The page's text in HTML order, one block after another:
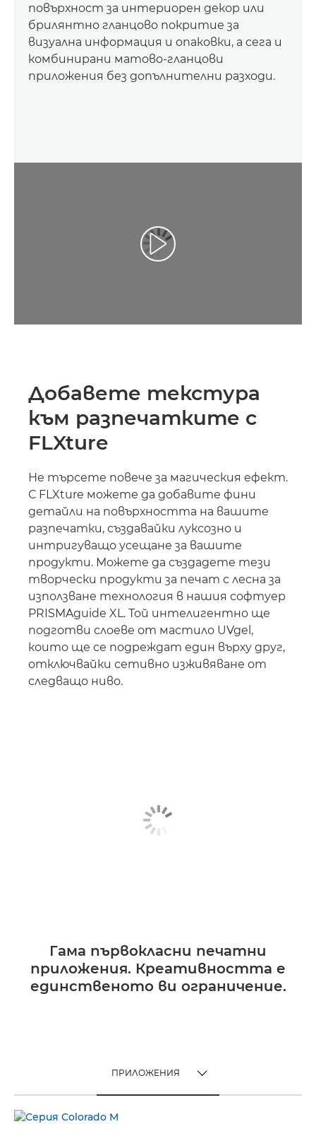
повърхност за интериорен декор или
брилянтно гланцово покритие за
визуална информация и опаковки, а сега и
комбинирани матово-гланцови
приложения без допълнителни разходи.
Добавете текстура
към разпечатките с
FLXture
Не търсете повече за магическия ефект.
С FLXture можете да добавите фини
детайли на повърхността на вашите
разпечатки, създавайки луксозно и
интригуващо усещане за вашите
продукти. Можете да създадете тези
творчески продукти за печат с лесна за
използване технология в нашия софтуер
PRISMAguide XL. Той интелигентно ще
подготви слоеве от мастило UVgel,
които ще се подреждат един върху друг,
отключвайки сетивно изживяване от
следващо ниво.
Гама първокласни печатни
приложения. Креативността е
единственото ви ограничение.
ПРИЛОЖЕНИЯ